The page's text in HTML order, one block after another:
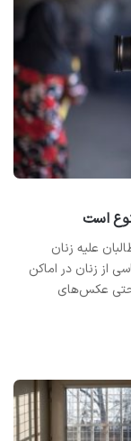
است
علیه زنان
از زنان در اماکن
حتی عکس‌های